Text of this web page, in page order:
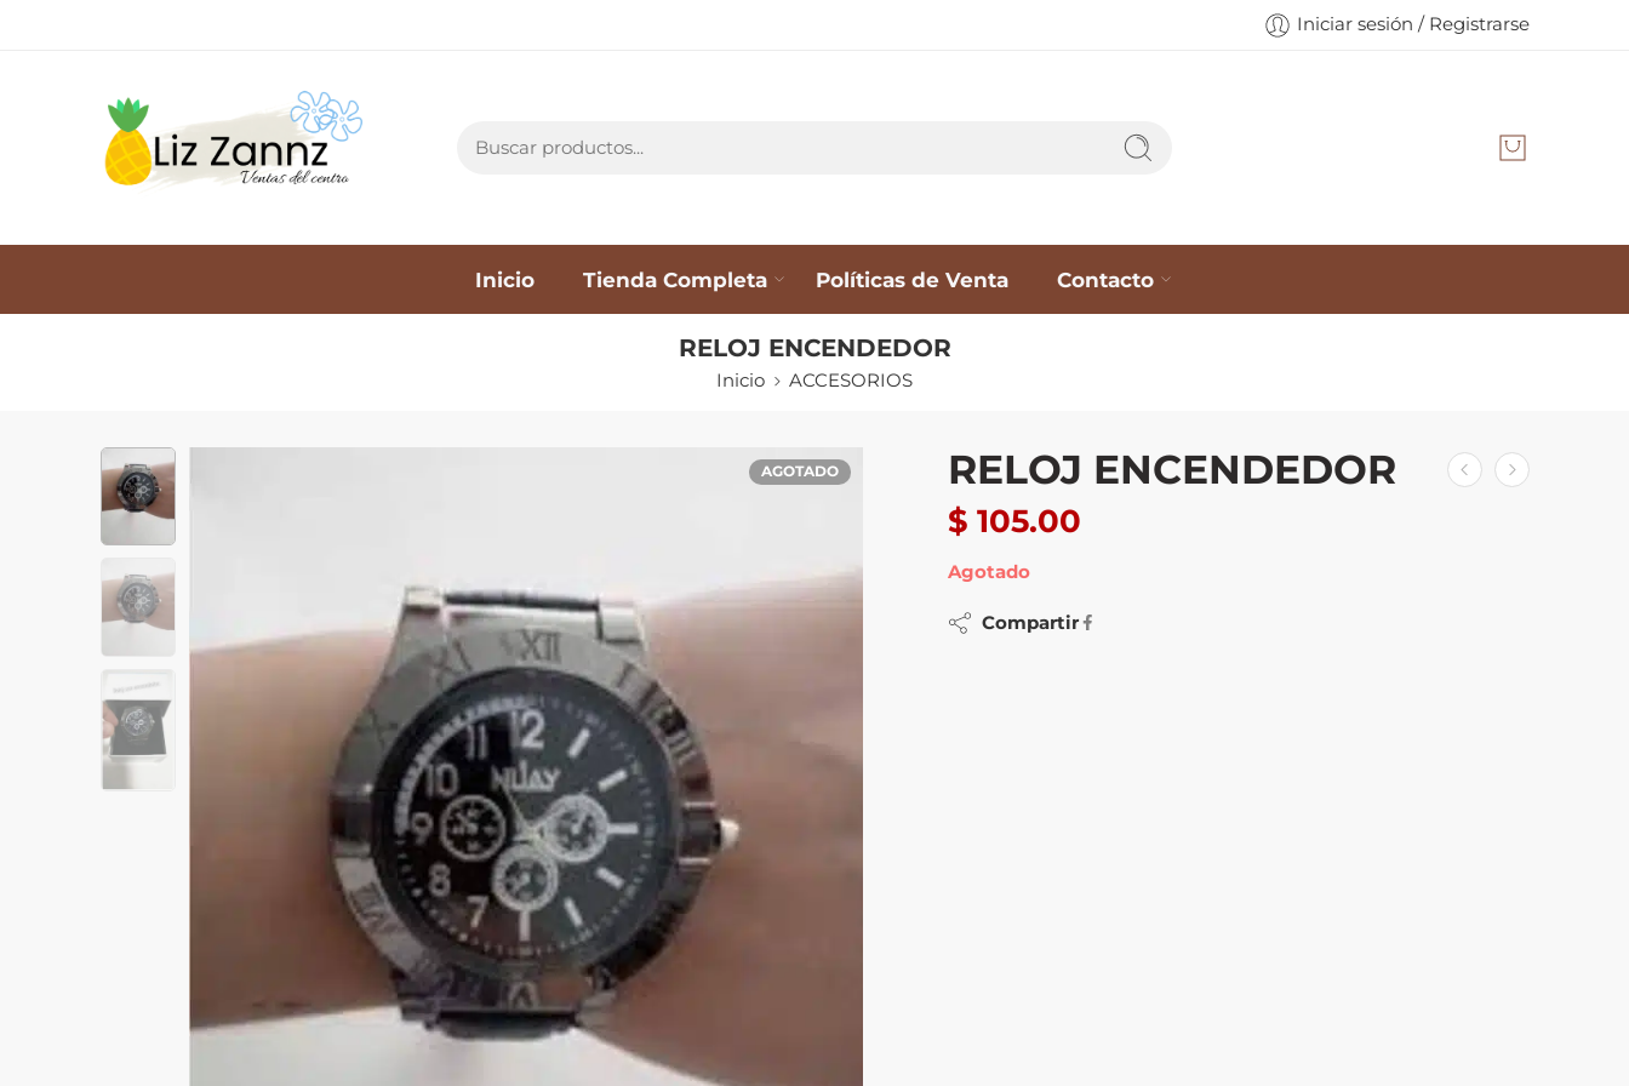
Iniciar sesión / Registrarse
Inicio Tienda Completa Políticas de Venta Contacto
RELOJ ENCENDEDOR
Inicio ACCESORIOS
AGOTADO RELOJ ENCENDEDOR
$ 105.00
Agotado
Compartir